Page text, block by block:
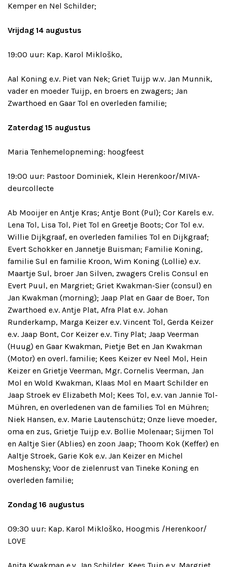
Kemper en Nel Schilder;
Vrijdag 14 augustus
19:00 uur: Kap. Karol Mikloško,
Aal Koning e.v. Piet van Nek; Griet Tuijp w.v. Jan Munnik,
vader en moeder Tuijp, en broers en zwagers; Jan
Zwarthoed en Gaar Tol en overleden familie;
Zaterdag 15 augustus
Maria Tenhemelopneming: hoogfeest
19:00 uur: Pastoor Dominiek, Klein Herenkoor/MIVA-
deurcollecte
Ab Mooijer en Antje Kras; Antje Bont (Pul); Cor Karels e.v.
Lena Tol, Lisa Tol, Piet Tol en Greetje Boots; Cor Tol e.v.
Willie Dijkgraaf, en overleden families Tol en Dijkgraaf;
Evert Schokker en Jannetje Buisman; Familie Koning,
familie Sul en familie Kroon, Wim Koning (Lollie) e.v.
Maartje Sul, broer Jan Silven, zwagers Crelis Consul en
Evert Puul, en Margriet; Griet Kwakman-Sier (consul) en
Jan Kwakman (morning); Jaap Plat en Gaar de Boer, Ton
Zwarthoed e.v. Antje Plat, Afra Plat e.v. Johan
Runderkamp, Marga Keizer e.v. Vincent Tol, Gerda Keizer
e.v. Jaap Bont, Cor Keizer e.v. Tiny Plat; Jaap Veerman
(Huug) en Gaar Kwakman, Pietje Bet en Jan Kwakman
(Motor) en overl. familie; Kees Keizer ev Neel Mol, Hein
Keizer en Grietje Veerman, Mgr. Cornelis Veerman, Jan
Mol en Wold Kwakman, Klaas Mol en Maart Schilder en
Jaap Stroek ev Elizabeth Mol; Kees Tol, e.v. van Jannie Tol-
Mühren, en overledenen van de families Tol en Mühren;
Niek Hansen, e.v. Marie Lautenschütz; Onze lieve moeder,
oma en zus, Grietje Tuijp e.v. Bollie Molenaar; Sijmen Tol
en Aaltje Sier (Ablies) en zoon Jaap; Thoom Kok (Keffer) en
Aaltje Stroek, Garie Kok e.v. Jan Keizer en Michel
Moshensky; Voor de zielenrust van Tineke Koning en
overleden familie;
Zondag 16 augustus
09:30 uur: Kap. Karol Mikloško, Hoogmis /Herenkoor/
LOVE
Anita Kwakman e.v. Jan Schilder, Kees Tuip e.v. Margriet